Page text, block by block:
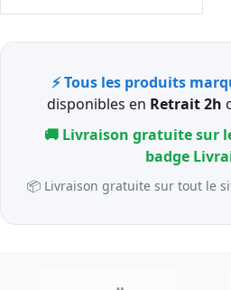
⚡ Tous les produits
disponibles en Retrait 2h
🚚 Livraison gratuite sur
badge
📦 Livraison gratuite sur tout le